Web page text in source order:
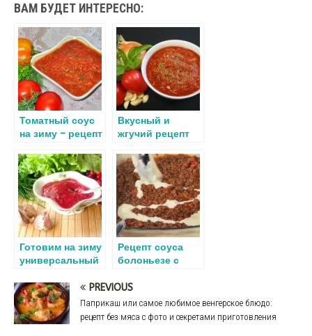
ce
b
o
o
k
n
o
kl
a
ss
ni
ki
it
te
r
gr
a
m
es
t
ВАМ БУДЕТ ИНТЕРЕСНО:
Томатный соус
на зиму – рецепт
заправки для
различных
блюд.
Подробная
инструкция и
фото
Вкусный и
жгучий рецепт
зиму – хочется
остренького
Готовим на зиму
универсальный
рецепт с фото
Рецепт соуса
болоньезе с
домашних
условиях
PREVIOUS
Паприкаш или самое любимое венгерское блюдо:
рецепт без мяса с фото и секретами приготовления